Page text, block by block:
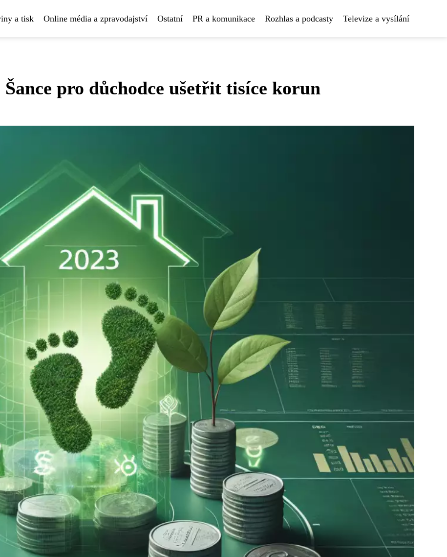
a tisk Online média a zpravodajství Ostatní PR a komunikace Rozhlas a podcasty Televize a vysílání
pro důchodce ušetřit tisíce korun